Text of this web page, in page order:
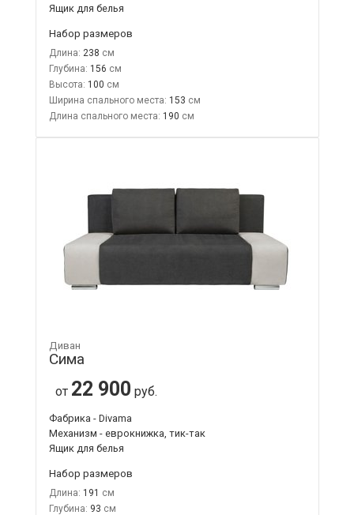
Ящик для белья
Набор размеров
Длина: 238
Глубина: 156
Высота: 100
Ширина спального места: 153
Длина спального места: 190
Диван
Сима
от 22 900 руб.
Фабрика - Divama
Механизм - еврокнижка, тик-так
Ящик для белья
Набор размеров
Длина: 191
Глубина: 93